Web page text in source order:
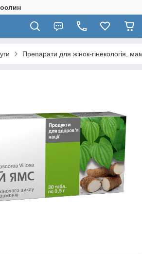
Препарати для жінок-гінекологія,